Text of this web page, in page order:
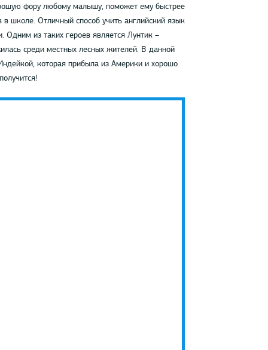
фору любому малышу, поможет ему быстрее
школе. Отличный способ учить английский язык
из таких героев является Лунтик –
среди местных лесных жителей. В данной
которая прибыла из Америки и хорошо